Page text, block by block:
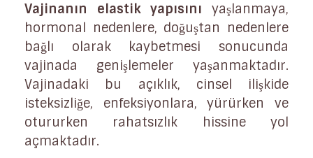
Vajinanın elastik yapısını yaşlanmaya,
hormonal nedenlere, doğuştan nedenlere
bağlı olarak kaybetmesi sonucunda
vajinada genişlemeler yaşanmaktadır.
Vajinadaki bu açıklık, cinsel ilişkide
isteksizliğe, enfeksiyonlara, yürürken ve
otururken rahatsızlık hissine yol
açmaktadır.